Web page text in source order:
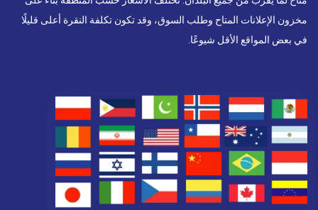
مخزون الإعلانات المتاح وطلب السوق، وقد تكون تكلفة النقرة أعلى قليلًا
في بعض المواقع الأقل شيوعًا.